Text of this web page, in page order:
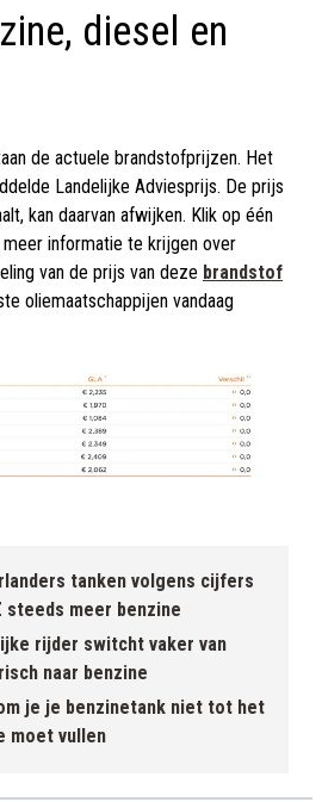
diesel en
de actuele brandstofprijzen. Het
Landelijke Adviesprijs. De prijs
kan daarvan afwijken. Klik op één
informatie te krijgen over
van de prijs van deze brandstof
oliemaatschappijen vandaag
tanken volgens cijfers
steeds meer benzine
rijder switcht vaker van
naar benzine
je je benzinetank niet tot het
moet vullen